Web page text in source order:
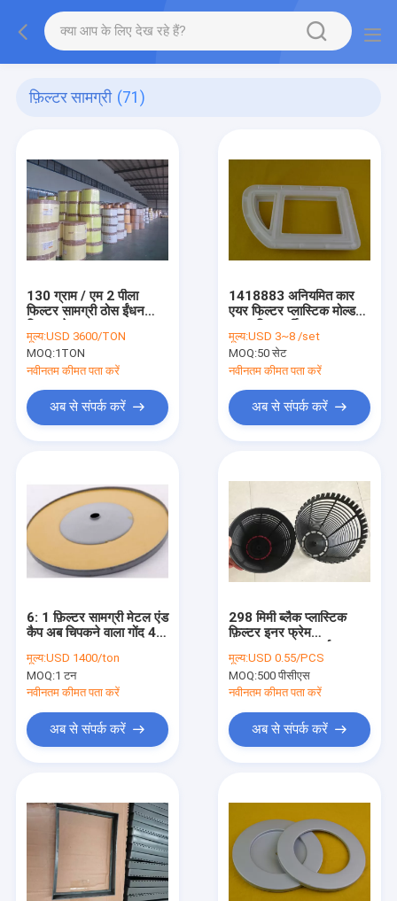
फ़िल्टर सामग्री (71)
130 ग्राम / एम 2 पीला
फिल्टर सामग्री ठोस ईंधन
मूल्य:USD 3600/TON
MOQ:1TON
नवीनतम कीमत पता करें
अब से संपर्क करें
1418883 अनियमित कार
एयर फिल्टर प्लास्टिक मोल्ड
मूल्य:USD 3~8 /set
MOQ:50 सेट
नवीनतम कीमत पता करें
अब से संपर्क करें
6: 1 फ़िल्टर सामग्री मेटल एंड
कैप अब चिपकने वाला गोंद 48
मूल्य:USD 1400/ton
MOQ:1 टन
नवीनतम कीमत पता करें
अब से संपर्क करें
298 मिमी ब्लैक प्लास्टिक
फ़िल्टर इनर फ्रेम
है
मूल्य:USD 0.55/PCS
MOQ:500 पीसीएस
नवीनतम कीमत पता करें
अब से संपर्क करें